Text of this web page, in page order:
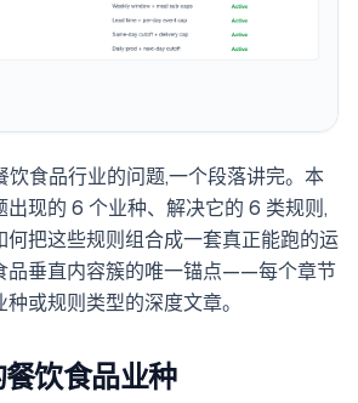
食品行业的问题,一个段落讲完。本
现的 6 个业种、解决它的 6 类规则,
何把这些规则组合成一套真正能跑的运
品垂直内容簇的唯一锚点——每个章节
或规则类型的深度文章。
饮食品业种